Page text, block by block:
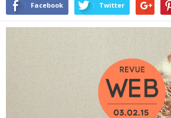
Facebook Twitter